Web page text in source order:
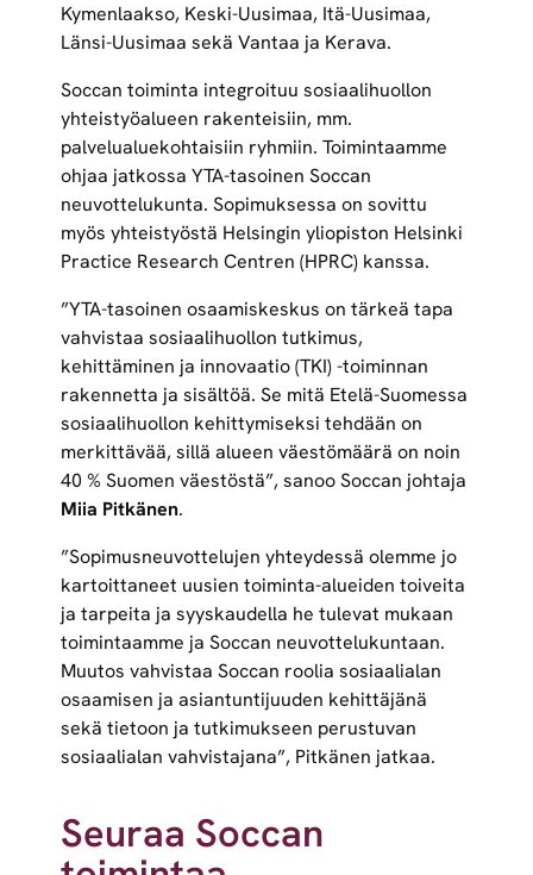
Kymenlaakso, Keski-Uusimaa, Itä-Uusimaa,
Länsi-Uusimaa sekä Vantaa ja Kerava.
Soccan toiminta integroituu sosiaalihuollon
yhteistyöalueen rakenteisiin, mm.
palvelualuekohtaisiin ryhmiin. Toimintaamme
ohjaa jatkossa YTA-tasoinen Soccan
neuvottelukunta. Sopimuksessa on sovittu
myös yhteistyöstä Helsingin yliopiston Helsinki
Practice Research Centren (HPRC) kanssa.
”YTA-tasoinen osaamiskeskus on tärkeä tapa
vahvistaa sosiaalihuollon tutkimus,
kehittäminen ja innovaatio (TKI) -toiminnan
rakennetta ja sisältöä. Se mitä Etelä-Suomessa
sosiaalihuollon kehittymiseksi tehdään on
merkittävää, sillä alueen väestömäärä on noin
40 % Suomen väestöstä”, sanoo Soccan johtaja
Miia Pitkänen.
”Sopimusneuvottelujen yhteydessä olemme jo
kartoittaneet uusien toiminta-alueiden toiveita
ja tarpeita ja syyskaudella he tulevat mukaan
toimintaamme ja Soccan neuvottelukuntaan.
Muutos vahvistaa Soccan roolia sosiaalialan
osaamisen ja asiantuntijuuden kehittäjänä
sekä tietoon ja tutkimukseen perustuvan
sosiaalialan vahvistajana”, Pitkänen jatkaa.
Seuraa Soccan